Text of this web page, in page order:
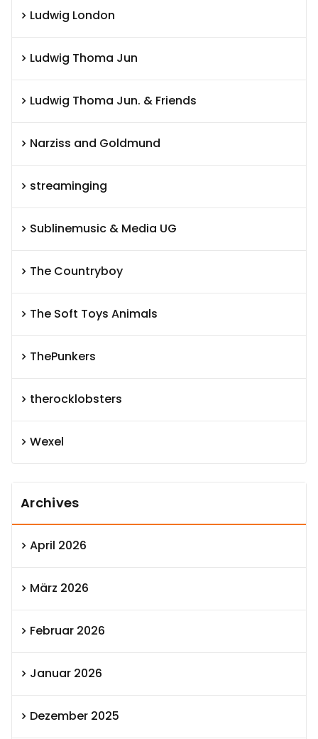
Ludwig London
Ludwig Thoma Jun
Ludwig Thoma Jun. & Friends
Narziss and Goldmund
streaminging
Sublinemusic & Media UG
The Countryboy
The Soft Toys Animals
ThePunkers
therocklobsters
Wexel
Archives
April 2026
März 2026
Februar 2026
Januar 2026
Dezember 2025